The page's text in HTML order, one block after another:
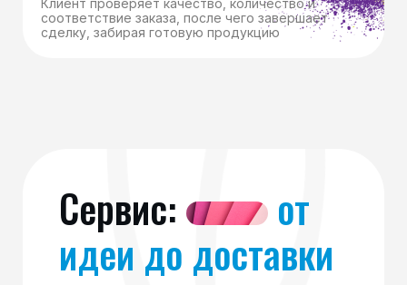
соответствие заказа, после чего завершает
сделку, забирая готовую продукцию
Сервис:
от
идеи до доставки